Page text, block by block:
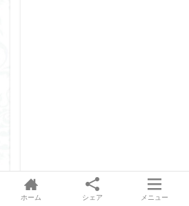
ホーム シェア メニュー